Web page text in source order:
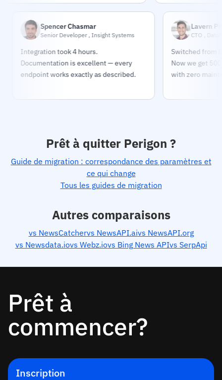
Spencer Chasmar
Senior Developer , Insight Systems
took 4 hours.
is excellent — every
works exactly as described.
Lavern Pindar
CTO , DataPulse
Switched from
Now we get 500K
with zero
Prêt à quitter Perigon ?
Guide de migration : correspondance des paramètres et
ce qui change
Tous les guides de migration
Autres comparaisons
vs NewsCatchervs NewsAPI.aivs NewsAPI.org
vs Newsdata.iovs Webz.iovs Bing News APIvs SerpApi
Prêt à
commencer?
Inscription